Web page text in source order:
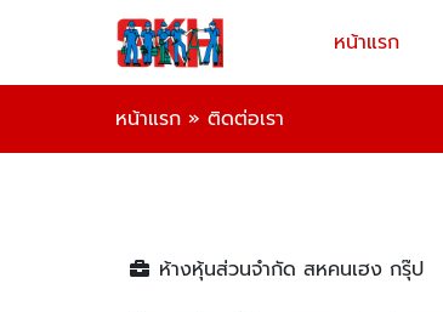
หน้าแรก
หน้าแรก » ติดต่อเรา
ห้างหุ้นส่วนจำกัด สหคนเฮง กรุ๊ป